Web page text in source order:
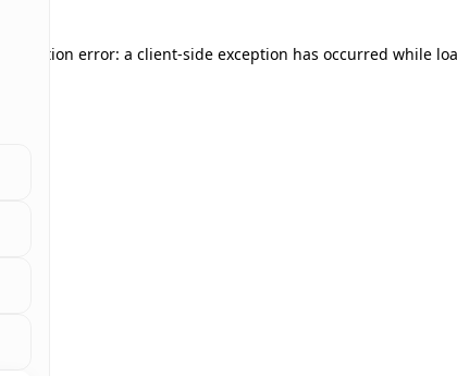
Application error: a client-side exception has occurred while